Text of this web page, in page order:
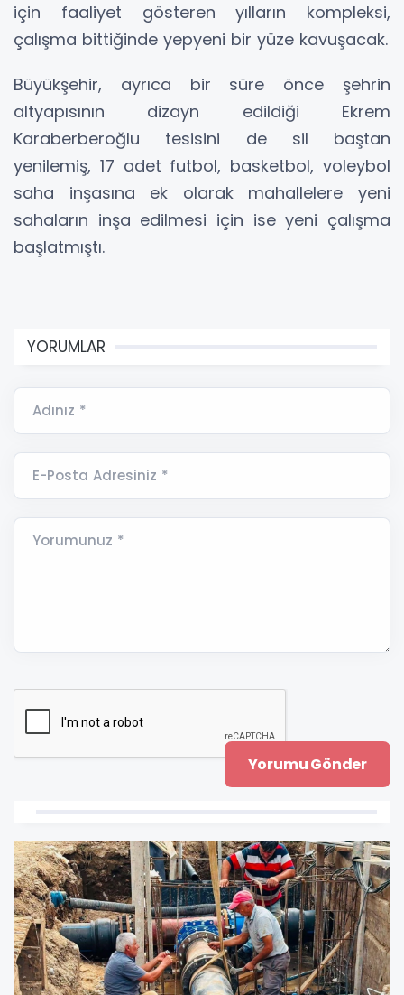
için faaliyet gösteren yılların kompleksi,
çalışma bittiğinde yepyeni bir yüze kavuşacak.
Büyükşehir, ayrıca bir süre önce şehrin
altyapısının dizayn edildiği Ekrem
Karaberberoğlu tesisini de sil baştan
yenilemiş, 17 adet futbol, basketbol, voleybol
saha inşasına ek olarak mahallelere yeni
sahaların inşa edilmesi için ise yeni çalışma
başlatmıştı.
YORUMLAR
Adınız *
E-Posta Adresiniz *
Yorumunuz *